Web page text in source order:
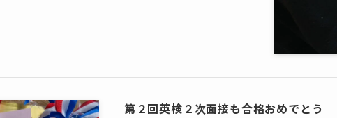
第２回英検２次面接も合格おめでとう